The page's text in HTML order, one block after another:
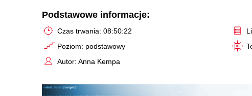
Podstawowe informacje:
Czas trwania: 08:50:22
Poziom: podstawowy
Autor: Anna Kempa